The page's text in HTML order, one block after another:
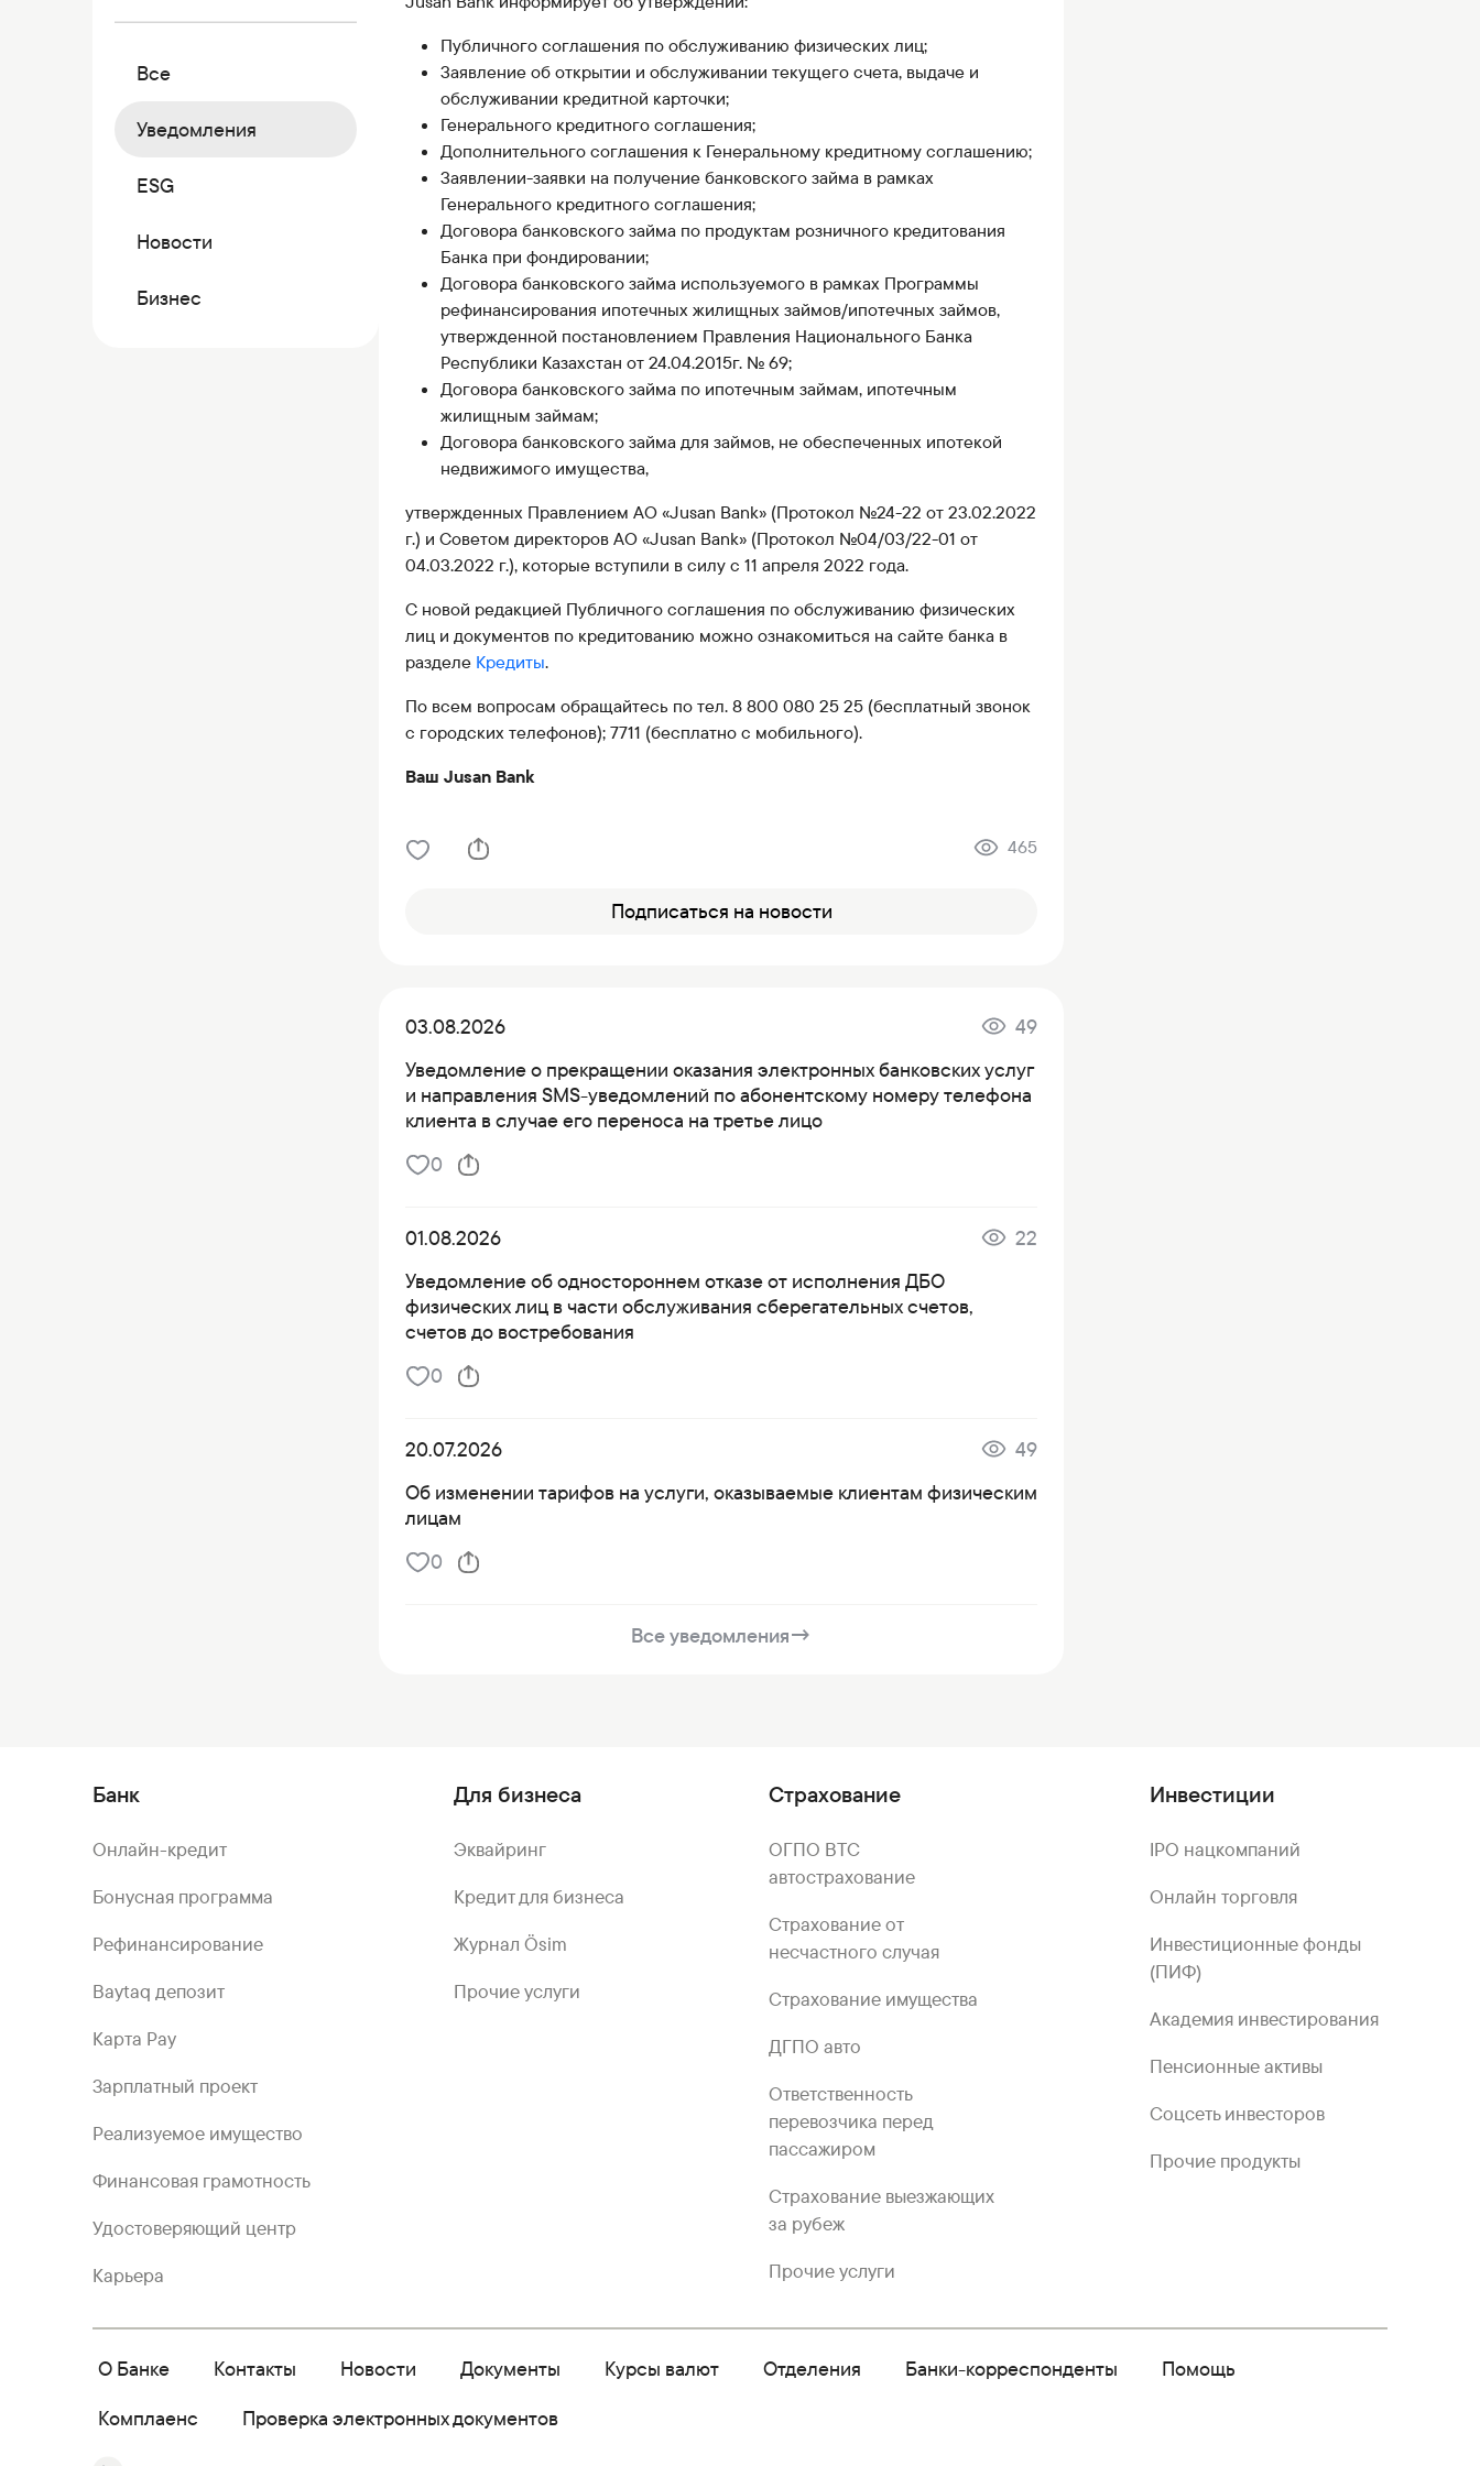
Kaspi QR
Карьера в банке
Приём граждан
Все
Уведомления
ESG
Новости
Бизнес
Публичного соглашения по обслуживанию физических лиц;
Заявление об открытии и обслуживании текущего счета, выдаче и
обслуживании кредитной карточки;
Генерального кредитного соглашения;
Дополнительного соглашения к Генеральному кредитному соглашению;
Заявлении-заявки на получение банковского займа в рамках
Генерального кредитного соглашения;
Договора банковского займа по продуктам розничного кредитования
Банка при фондировании;
Договора банковского займа используемого в рамках Программы
рефинансирования ипотечных жилищных займов/ипотечных займов,
утвержденной постановлением Правления Национального Банка
Республики Казахстан от 24.04.2015г. № 69;
Договора банковского займа по ипотечным займам, ипотечным
жилищным займам;
Договора банковского займа для займов, не обеспеченных ипотекой
недвижимого имущества,
утвержденных Правлением АО «Jusan Bank» (Протокол №24-22 от 23.02.2022
г.) и Советом директоров АО «Jusan Bank» (Протокол №04/03/22-01 от
04.03.2022 г.), которые вступили в силу с 11 апреля 2022 года.
С новой редакцией Публичного соглашения по обслуживанию физических
лиц и документов по кредитованию можно ознакомиться на сайте банка в
разделе Кредиты.
По всем вопросам обращайтесь по тел. 8 800 080 25 25 (бесплатный звонок
с городских телефонов); 7711 (бесплатно с мобильного).
Ваш Jusan Bank
465
Подписаться на новости
03.08.2026
49
Уведомление о прекращении оказания электронных банковских услуг
и направления SMS-уведомлений по абонентскому номеру телефона
клиента в случае его переноса на третье лицо
0
01.08.2026
22
Уведомление об одностороннем отказе от исполнения ДБО
физических лиц в части обслуживания сберегательных счетов,
счетов до востребования
0
20.07.2026
49
Об изменении тарифов на услуги, оказываемые клиентам физическим
лицам
0
Все уведомления→
Банк
Онлайн-кредит
Бонусная программа
Рефинансирование
Baytaq депозит
Карта Pay
Зарплатный проект
Реализуемое имущество
Финансовая грамотность
Удостоверяющий центр
Карьера
Для бизнеса
Эквайринг
Кредит для бизнеса
Журнал Ösim
Прочие услуги
Страхование
ОГПО ВТС
автострахование
Страхование от
несчастного случая
Страхование имущества
ДГПО авто
Ответственность
перевозчика перед
пассажиром
Страхование выезжающих
за рубеж
Прочие услуги
Инвестиции
IPO нацкомпаний
Онлайн торговля
Инвестиционные фонды
(ПИФ)
Академия инвестирования
Пенсионные активы
Соцсеть инвесторов
Прочие продукты
О Банке Контакты Новости Документы Курсы валют Отделения Банки-корреспонденты
Помощь
Комплаенс
Проверка электронных документов